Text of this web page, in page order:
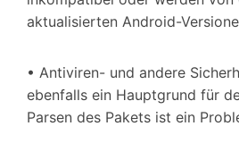
aktualisierten Android-
• Antiviren- und andere
ebenfalls ein Hauptgrund für
Parsen des Pakets ist ein